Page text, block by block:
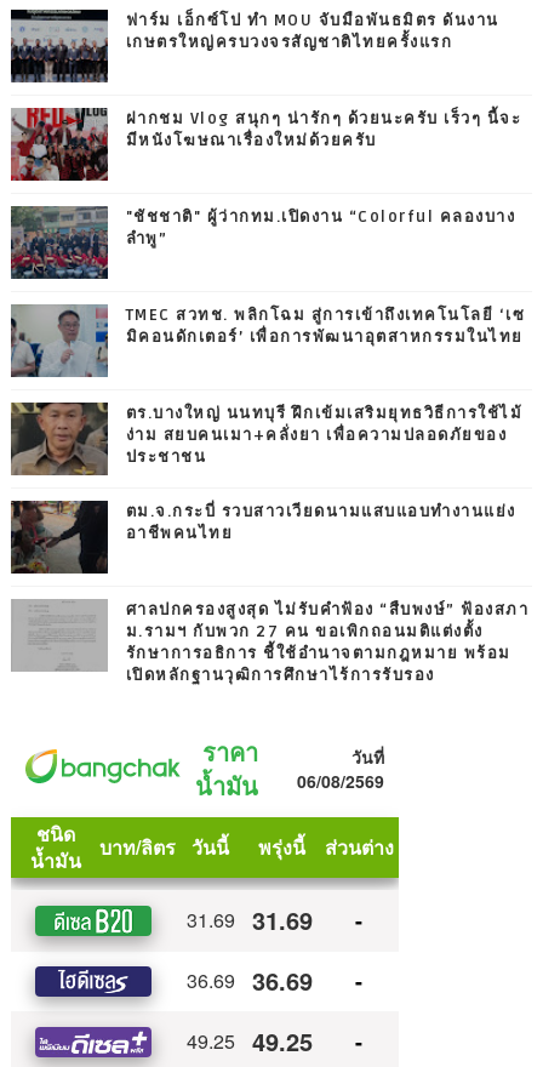
ฟาร์ม เอ็กซ์โป ทำ MOU จับมือพันธมิตร ดันงาน
เกษตรใหญ่ครบวงจรสัญชาติไทยครั้งแรก
ฝากชม Vlog สนุกๆ น่ารักๆ ด้วยนะครับ เร็วๆ นี้จะ
มีหนังโฆษณาเรื่องใหม่ด้วยครับ
"ชัชชาติ" ผู้ว่ากทม.เปิดงาน “Colorful คลองบาง
ลำพู”
TMEC สวทช. พลิกโฉม สู่การเข้าถึงเทคโนโลยี ‘เซ
มิคอนดักเตอร์’ เพื่อการพัฒนาอุตสาหกรรมในไทย
ตร.บางใหญ่ นนทบุรี ฝึกเข้มเสริมยุทธวิธีการใช้ไม้
ง่าม สยบคนเมา+คลั่งยา เพื่อความปลอดภัยของ
ประชาชน
ตม.จ.กระบี่ รวบสาวเวียดนามแสบแอบทำงานแย่ง
อาชีพคนไทย
ศาลปกครองสูงสุด ไม่รับคำฟ้อง “สืบพงษ์” ฟ้องสภา
ม.รามฯ กับพวก 27 คน ขอเพิกถอนมติแต่งตั้ง
รักษาการอธิการ ชี้ใช้อำนาจตามกฎหมาย พร้อม
เปิดหลักฐานวุฒิการศึกษาไร้การรับรอง